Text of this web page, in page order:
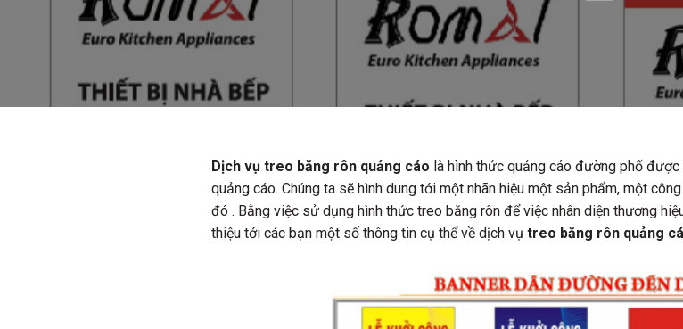
Dịch vụ treo băng rôn quảng cáo là hình thức quảng cáo đường phố
quảng cáo. Chúng ta sẽ hình dung tới một nhãn hiệu một sản phẩm, một
đó . Bằng việc sử dụng hình thức treo băng rôn để việc nhân diện thương
thiệu tới các bạn một số thông tin cụ thể về dịch vụ treo băng rôn quảng